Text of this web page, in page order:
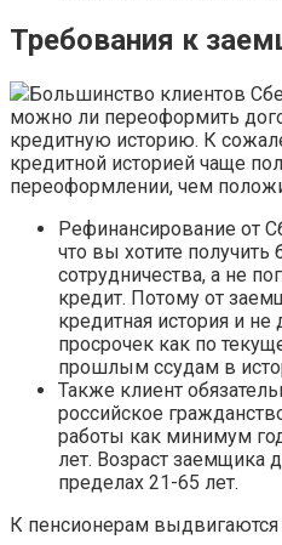
Требования к
Большинство клиентов
можно ли переоформить
кредитную историю. К
кредитной историей чаще
переоформлении, чем
Рефинансирование от
что вы хотите
сотрудничества, а не
кредит. Потому от
кредитная история и не
просрочек как по
прошлым ссудам в
Также клиент
российское
работы как минимум
лет. Возраст заемщика
пределах 21-65 лет.
К пенсионерам выдвигаются